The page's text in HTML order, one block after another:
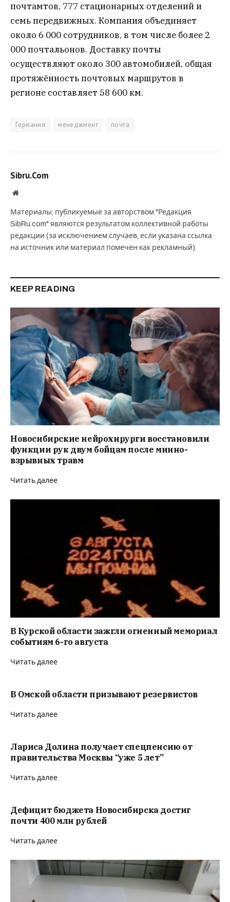
почтамтов, 777 стационарных отделений и
семь передвижных. Компания объединяет
около 6 000 сотрудников, в том числе более 2
000 почтальонов. Доставку почты
осуществляют около 300 автомобилей, общая
протяжённость почтовых маршрутов в
регионе составляет 58 600 км.
Германия менеджмент почта
Sibru.Com
Website
Материалы, публикуемые за авторством "Редакция
SibRu.com" являются результатом коллективной работы
редакции (за исключением случаев, если указана ссылка
на источник или материал помечен как рекламный).
KEEP READING
Новосибирские нейрохирурги восстановили
функции рук двум бойцам после минно-
взрывных травм
Читать далее
В Курской области зажгли огненный мемориал
событиям 6-го августа
Читать далее
В Омской области призывают резервистов
Читать далее
Лариса Долина получает спецпенсию от
правительства Москвы “уже 5 лет”
Читать далее
Дефицит бюджета Новосибирска достиг
почти 400 млн рублей
Читать далее